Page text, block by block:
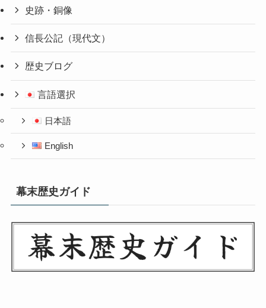
史跡・銅像
信長公記（現代文）
歴史ブログ
言語選択
日本語
English
幕末歴史ガイド